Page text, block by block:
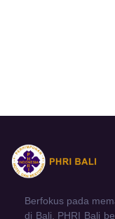
Berfokus pada
di Bali. PHRI Bali